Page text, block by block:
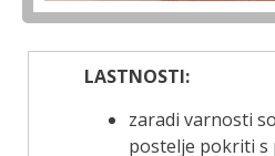
LASTNOSTI:
zaradi varnosti
postelje pokriti s